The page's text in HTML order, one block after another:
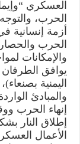
العسكري
الحرب،
أزمة إنسانية
الحرب
يوافق الطرفان
اليمنية
والمبادئ
إنهاء الحرب
إطلاق النار
الأعمال